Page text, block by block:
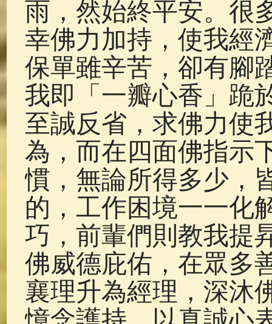
雨，然始終平安。很
幸佛力加持，使我經
保單雖辛苦，卻有腳
我即「一瓣心香」跪
至誠反省，求佛力使
為，而在四面佛指示
慣，無論所得多少，
的，工作困境一一化
巧，前輩們則教我提
佛威德庇佑，在眾多
襄理升為經理，深沐